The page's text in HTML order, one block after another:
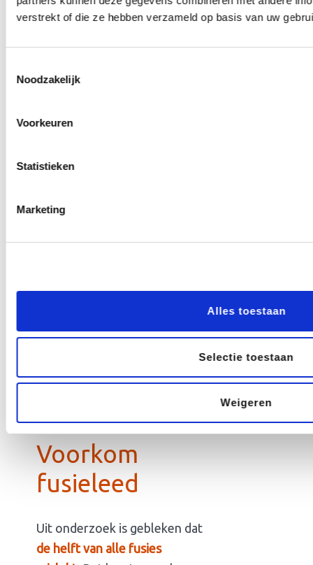
verstrekt of die ze hebben verzameld op basis van uw
Noodzakelijk
Voorkeuren
Statistieken
Marketing
Alles toestaan
Selectie toestaan
Weigeren
Fiscale gevolgen
meerdere organisaties over
De waarde van deze
Belastingdienst kan zinvol
zijn. Ook kan er
clubhuis) verkrijgt. Als je
obstakels, is de fusie
Voorkom
fusieleed
Uit onderzoek is gebleken dat
de helft van alle fusies